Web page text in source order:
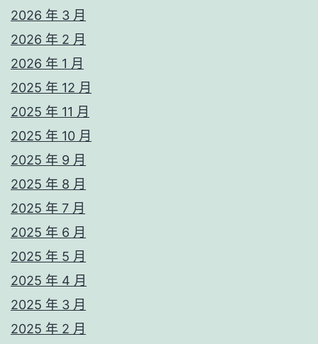
2026 年 3 月
2026 年 2 月
2026 年 1 月
2025 年 12 月
2025 年 11 月
2025 年 10 月
2025 年 9 月
2025 年 8 月
2025 年 7 月
2025 年 6 月
2025 年 5 月
2025 年 4 月
2025 年 3 月
2025 年 2 月